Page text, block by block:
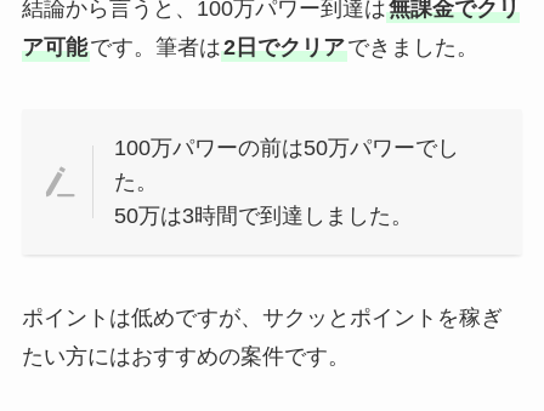
結論から言うと、100万パワー到達は無課金でクリ
ア可能です。筆者は2日でクリアできました。
100万パワーの前は50万パワーでし
た。
50万は3時間で到達しました。
ポイントは低めですが、サクッとポイントを稼ぎ
たい方にはおすすめの案件です。